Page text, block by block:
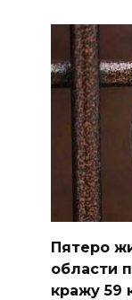
Пятеро
области
кражу 59